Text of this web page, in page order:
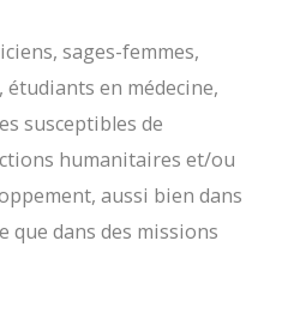
sages-femmes,
en médecine,
susceptibles de
humanitaires et/ou
aussi bien dans
que dans des missions